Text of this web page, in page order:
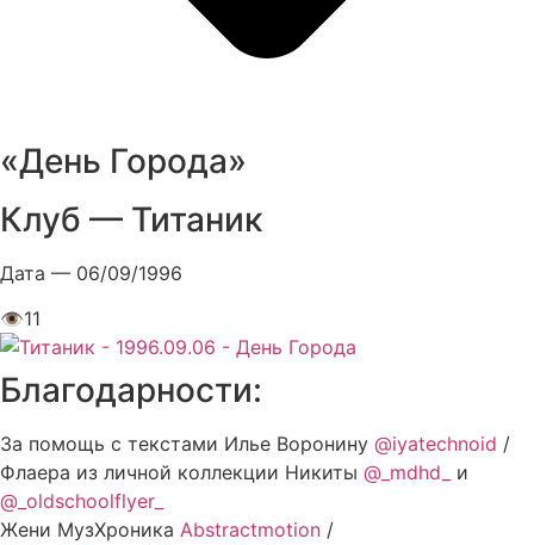
«День Города»
Клуб — Титаник
Дата — 06/09/1996
👁11
Благодарности:
За помощь с текстами Илье Воронину @iyatechnoid /
Флаера из личной коллекции Никиты @_mdhd_
и
@_oldschoolflyer_
Жени МузХроника Abstractmotion /